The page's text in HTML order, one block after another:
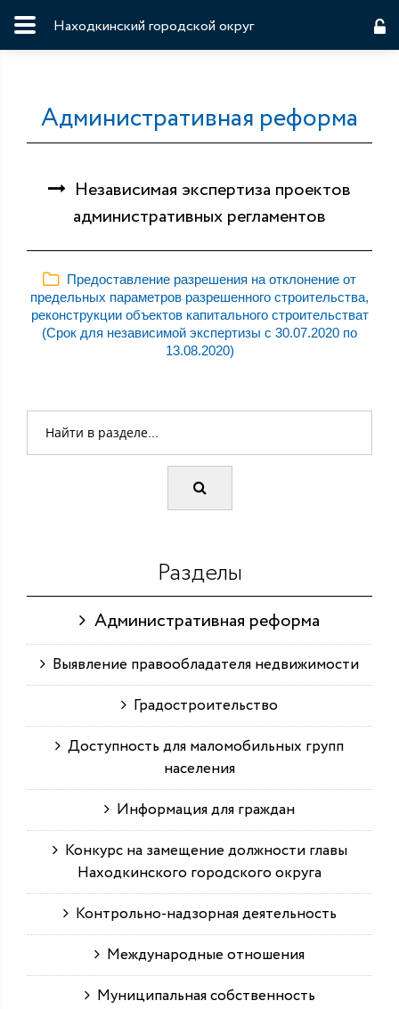
Находкинский городской округ
Административная реформа
Независимая экспертиза проектов
административных регламентов
Предоставление разрешения на отклонение от
предельных параметров разрешенного строительства,
реконструкции объектов капитального строительстват
(Срок для независимой экспертизы с 30.07.2020 по
13.08.2020)
Разделы
Административная реформа
Выявление правообладателя недвижимости
Градостроительство
Доступность для маломобильных групп
населения
Информация для граждан
Конкурс на замещение должности главы
Находкинского городского округа
Контрольно-надзорная деятельность
Международные отношения
Муниципальная собственность